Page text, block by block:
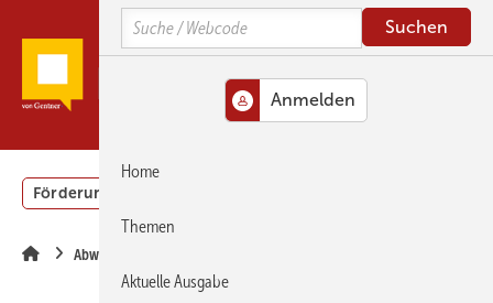
zum
zum
Förderung
Abwärme
Search
Home
Themen
Aktuelle Ausgabe